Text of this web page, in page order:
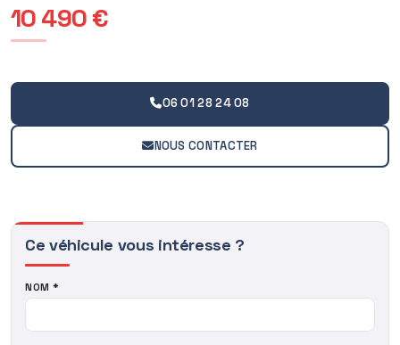
10 490 €
06 01 28 24 08
NOUS CONTACTER
Ce véhicule vous intéresse ?
NOM *